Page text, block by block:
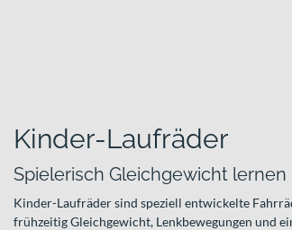
Kinder-Laufräder
Spielerisch Gleichgewicht
Kinder-Laufräder sind speziell entwickelte
frühzeitig Gleichgewicht, Lenkbewegungen und